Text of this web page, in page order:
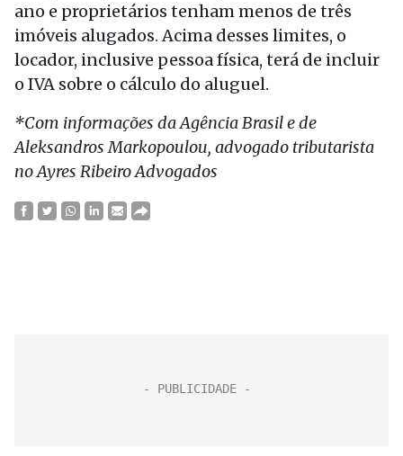
ano e proprietários tenham menos de três
imóveis alugados. Acima desses limites, o
locador, inclusive pessoa física, terá de incluir
o IVA sobre o cálculo do aluguel.
*Com informações da Agência Brasil e de
Aleksandros Markopoulou, advogado tributarista
no Ayres Ribeiro Advogados